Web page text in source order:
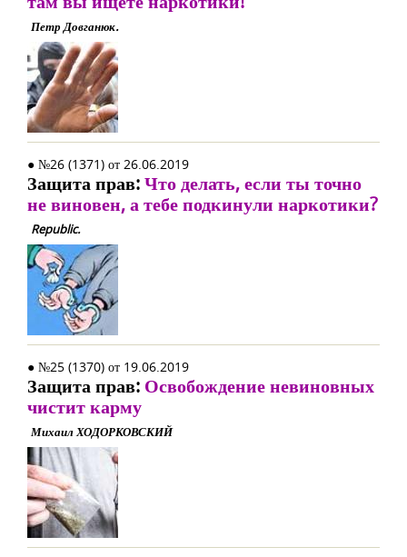
Петр Довганюк.
● №26 (1371) от 26.06.2019
Защита прав:Что делать, если ты точно
не виновен, а тебе подкинули наркотики?
Republic.
● №25 (1370) от 19.06.2019
Защита прав: Освобождение невиновных
чистит карму
Михаил ХОДОРКОВСКИЙ